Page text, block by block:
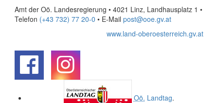
Amt der Oö. Landesregierung • 4021 Linz, Landhausplatz 1 •
Telefon (+43 732) 77 20-0 • E-Mail post@ooe.gv.at
www.land-oberoesterreich.gv.at
Oö. Landtag.